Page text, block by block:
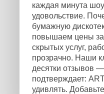
каждая минута
удовольствие.
бумажную
повышаем цены
скрытых услуг,
прозрачно. Наши
десятки отзывов
подтверждает:
удивлять.